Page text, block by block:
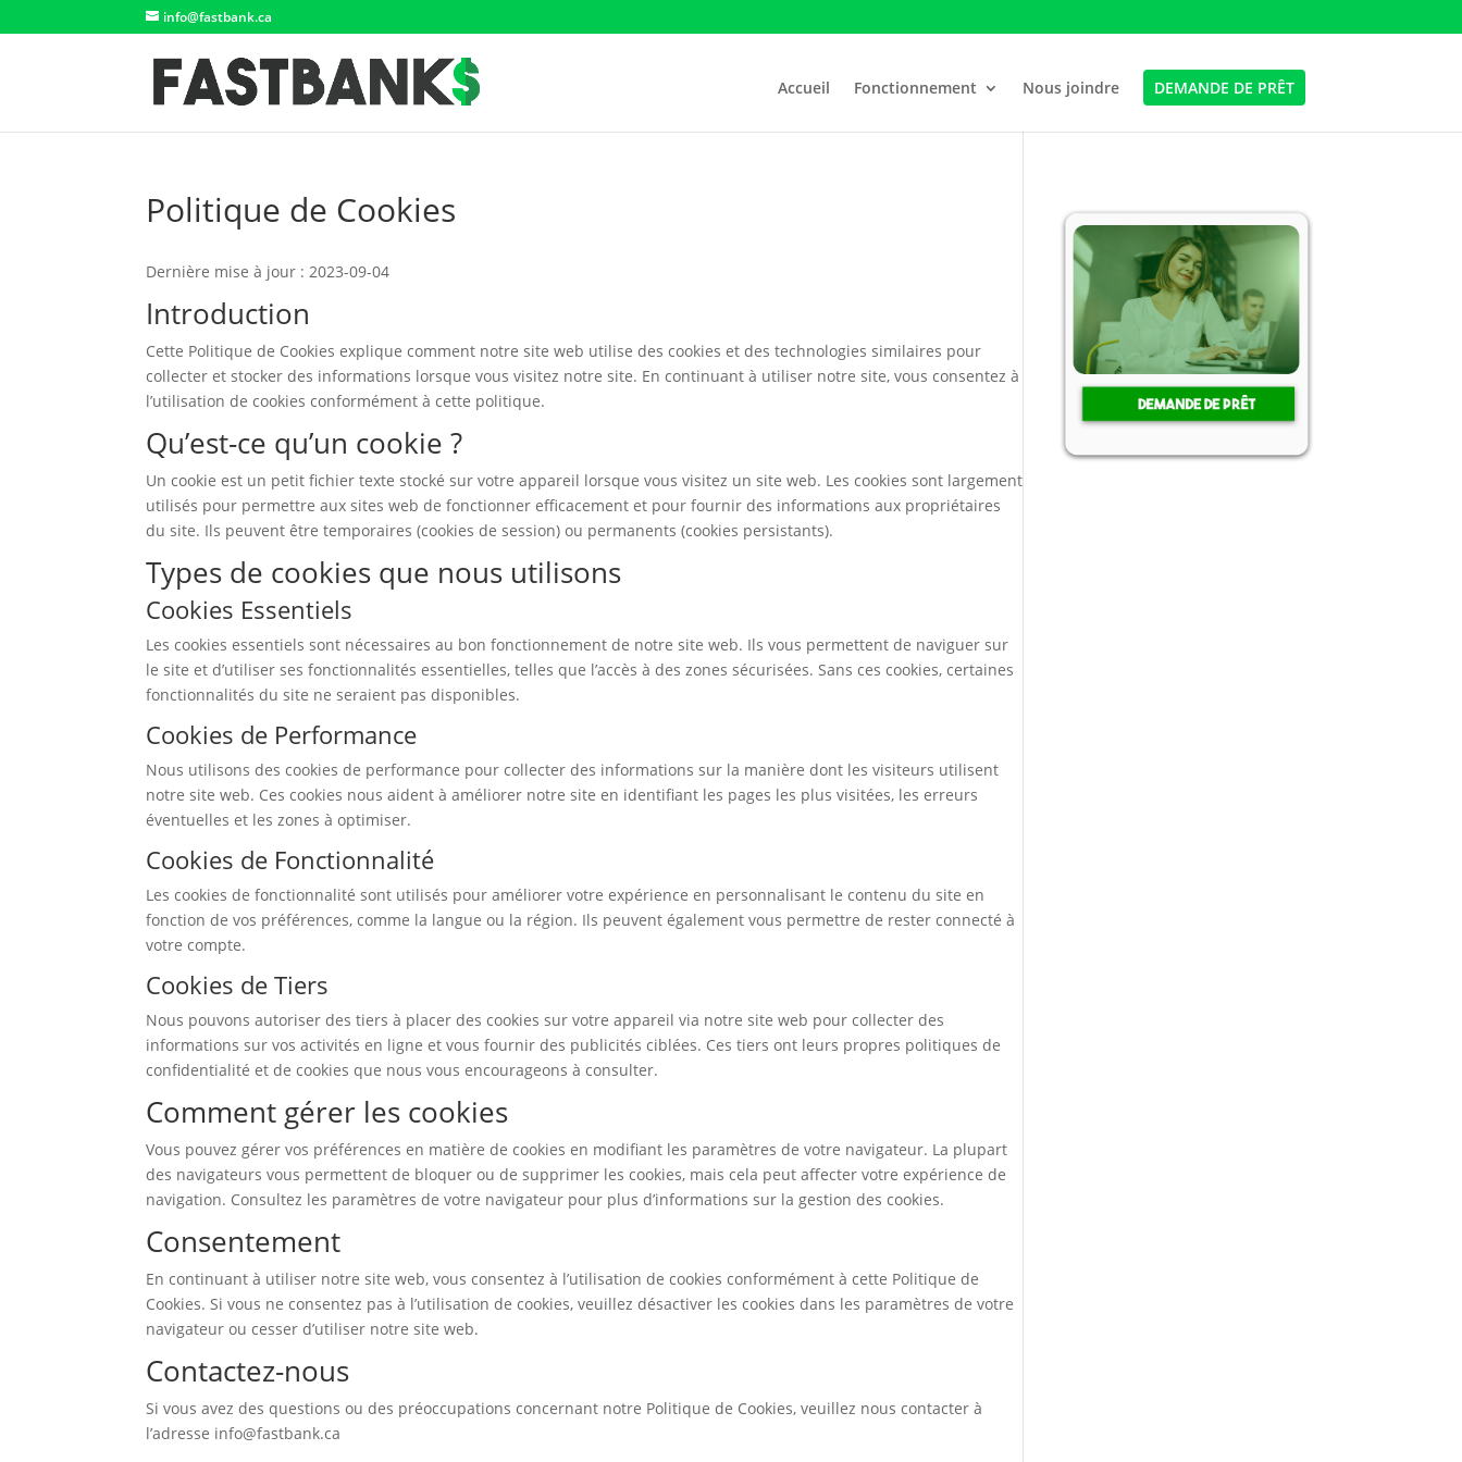
info@fastbank.ca
Accueil Fonctionnement Nous joindre DEMANDE DE PRÊT
Politique de Cookies
Dernière mise à jour : 2023-09-04
Introduction
Cette Politique de Cookies explique comment notre site web utilise des cookies et des technologies similaires pour
collecter et stocker des informations lorsque vous visitez notre site. En continuant à utiliser notre site, vous consentez à
l’utilisation de cookies conformément à cette politique.
Qu’est-ce qu’un cookie ?
Un cookie est un petit fichier texte stocké sur votre appareil lorsque vous visitez un site web. Les cookies sont largement
utilisés pour permettre aux sites web de fonctionner efficacement et pour fournir des informations aux propriétaires
du site. Ils peuvent être temporaires (cookies de session) ou permanents (cookies persistants).
Types de cookies que nous utilisons
Cookies Essentiels
Les cookies essentiels sont nécessaires au bon fonctionnement de notre site web. Ils vous permettent de naviguer sur
le site et d’utiliser ses fonctionnalités essentielles, telles que l’accès à des zones sécurisées. Sans ces cookies, certaines
fonctionnalités du site ne seraient pas disponibles.
Cookies de Performance
Nous utilisons des cookies de performance pour collecter des informations sur la manière dont les visiteurs utilisent
notre site web. Ces cookies nous aident à améliorer notre site en identifiant les pages les plus visitées, les erreurs
éventuelles et les zones à optimiser.
Cookies de Fonctionnalité
Les cookies de fonctionnalité sont utilisés pour améliorer votre expérience en personnalisant le contenu du site en
fonction de vos préférences, comme la langue ou la région. Ils peuvent également vous permettre de rester connecté à
votre compte.
Cookies de Tiers
Nous pouvons autoriser des tiers à placer des cookies sur votre appareil via notre site web pour collecter des
informations sur vos activités en ligne et vous fournir des publicités ciblées. Ces tiers ont leurs propres politiques de
confidentialité et de cookies que nous vous encourageons à consulter.
Comment gérer les cookies
Vous pouvez gérer vos préférences en matière de cookies en modifiant les paramètres de votre navigateur. La plupart
des navigateurs vous permettent de bloquer ou de supprimer les cookies, mais cela peut affecter votre expérience de
navigation. Consultez les paramètres de votre navigateur pour plus d’informations sur la gestion des cookies.
Consentement
En continuant à utiliser notre site web, vous consentez à l’utilisation de cookies conformément à cette Politique de
Cookies. Si vous ne consentez pas à l’utilisation de cookies, veuillez désactiver les cookies dans les paramètres de votre
navigateur ou cesser d’utiliser notre site web.
Contactez-nous
Si vous avez des questions ou des préoccupations concernant notre Politique de Cookies, veuillez nous contacter à
l’adresse info@fastbank.ca